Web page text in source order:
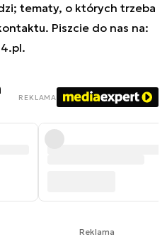
tematy, o których trzeba
Piszcie do nas na:
.
REKLAMA
Reklama